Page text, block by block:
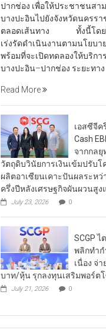
ปากช่อง เพื่อให้ประชาชนสา
บางปะอินไปยังจังหวัดนครรา
ตลอดเส้นทาง ทั้งนี้โดยก
เร่งรัดดำเนินงานตามนโยบา
พร้อมที่จะเปิดทดลองให้บริกา
บางปะอิน–ปากช่อง ระยะทาง
Read More
เอสซีจีค
Cash
จากกล
วัตถุดิบวินัยการเงินเข้มปรับ
ผลิตอาเซียนเคาะปันผลระห
ครึ่งปีหลังเศรษฐกิจผันผวนสู
July 23, 2026 0
SCGP
พลิกทำก
เนื่อง จ่
บาท/หุ้น รุกลงทุนเสริมพอร์ต
July 21, 2026 0